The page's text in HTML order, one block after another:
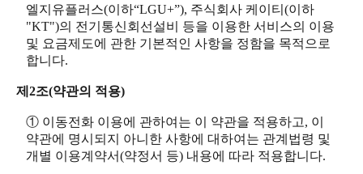
엘지유플러스(이하“LGU+”), 주식회사 케이티(이하
"KT")의 전기통신회선설비 등을 이용한 서비스의 이용
및 요금제도에 관한 기본적인 사항을 정함을 목적으로
합니다.
제2조(약관의 적용)
① 이동전화 이용에 관하여는 이 약관을 적용하고, 이
약관에 명시되지 아니한 사항에 대하여는 관계법령 및
개별 이용계약서(약정서 등) 내용에 따라 적용합니다.